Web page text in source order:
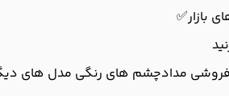
بازار✅
مدادچشم های رنگی مدل های